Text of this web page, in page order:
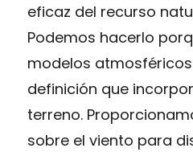
eficaz del recurso
Podemos hacerlo
modelos
definición que
terreno.
sobre el viento para